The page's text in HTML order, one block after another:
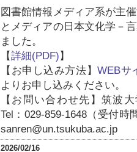
図書館情報メディア系が主
とメディアの日本文化学－
ました。
【詳細(PDF) 】
【お申し込み方法】WEBサ
よりお申し込みください。
【お問い合わせ先】筑波
Tel：029-859-1648（受付
sanren@un.tsukuba.ac.jp
2026/02/16